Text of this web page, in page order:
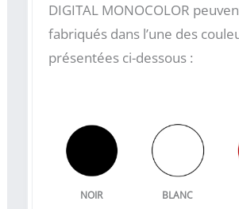
DIGITAL MONOCOLOR
fabriqués dans l’une des
présentées ci-dessous :
NOIR BLANC